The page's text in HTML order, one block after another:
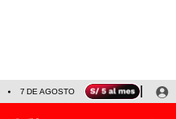
7 DE AGOSTO TINKA RESULTADOS